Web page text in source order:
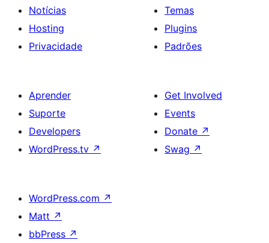
Notícias
Hosting
Privacidade
Temas
Plugins
Padrões
Aprender
Suporte
Developers
WordPress.tv ↗
Get Involved
Events
Donate ↗
Swag ↗
WordPress.com ↗
Matt ↗
bbPress ↗